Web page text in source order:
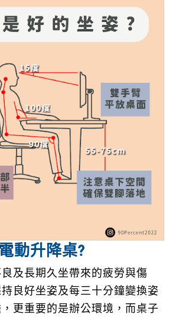
動升降桌?
及長期久坐帶來的疲勞與傷
良好坐姿及每三十分鐘變換姿
更重要的是辦公環境，而桌子